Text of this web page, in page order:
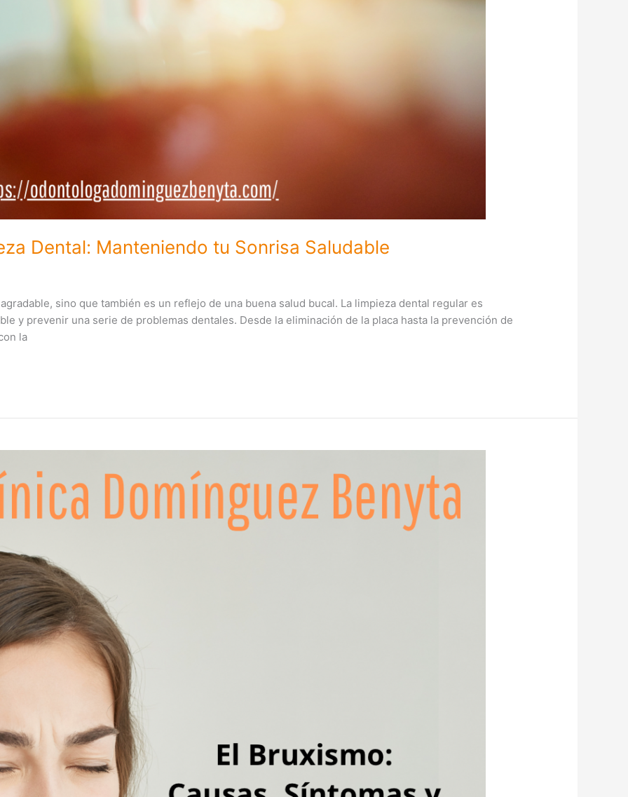
Dental: Manteniendo tu Sonrisa Saludable
sino que también es un reflejo de una buena salud bucal. La limpieza dental regular es
y prevenir una serie de problemas dentales. Desde la eliminación de la placa hasta la prevención de
la